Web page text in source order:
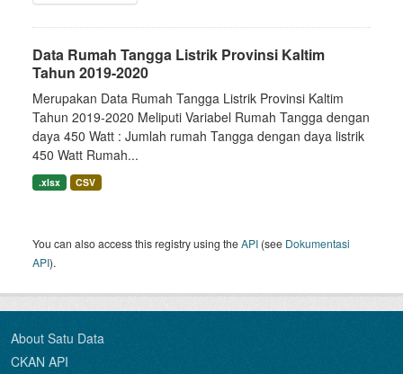
Data Rumah Tangga Listrik Provinsi Kaltim
Tahun 2019-2020
Merupakan Data Rumah Tangga Listrik Provinsi Kaltim
Tahun 2019-2020 Meliputi Variabel Rumah Tangga dengan
daya 450 Watt : Jumlah rumah Tangga dengan daya listrik
450 Watt Rumah...
.xlsx CSV
You can also access this registry using theAPI (see Dokumentasi
API).
About Satu Data
CKAN API